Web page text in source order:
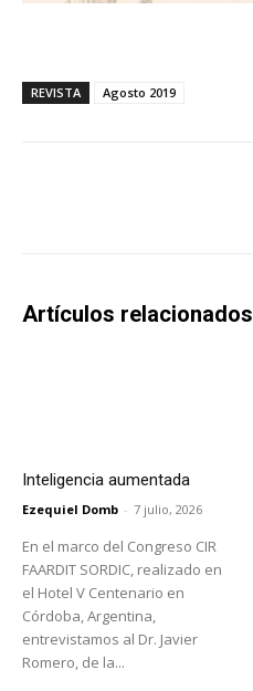
REVISTA Agosto 2019
Artículos relacionados
Inteligencia aumentada
Ezequiel Domb - 7 julio, 2026
En el marco del Congreso CIR
FAARDIT SORDIC, realizado en
el Hotel V Centenario en
Córdoba, Argentina,
entrevistamos al Dr. Javier
Romero, de la...